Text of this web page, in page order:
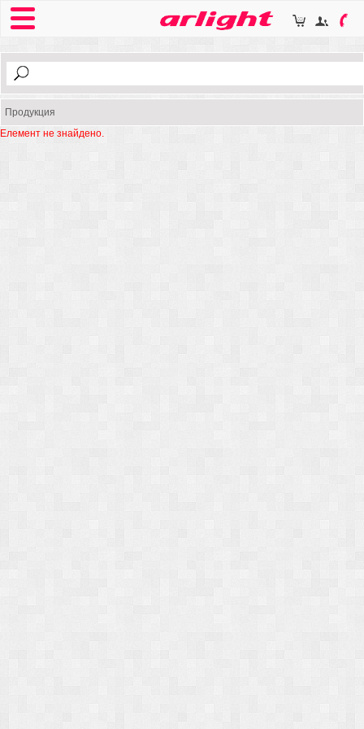
Продукция
Елемент не знайдено.